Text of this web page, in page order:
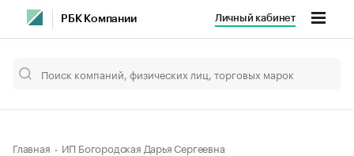
РБК Компании Личный кабинет
Главная ИП Богородская Дарья Сергеевна